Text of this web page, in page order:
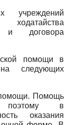
учреждений
и договора
помощи в
следующих
помощи. Помощь
поэтому в
оказания